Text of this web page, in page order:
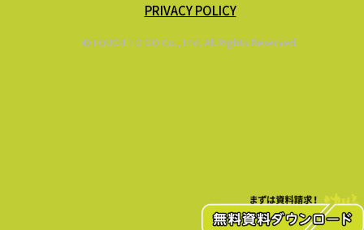
PRIVACY POLICY
©TOUCH TO GO Co., Ltd. All Rights Reserved.